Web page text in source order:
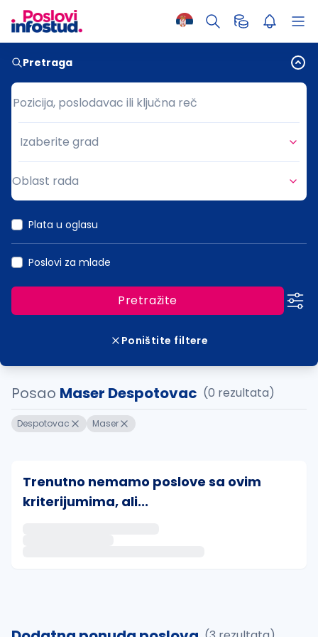
Pretraga
Pozicija, poslodavac ili ključna reč
Pozicija, poslodavac ili ključna reč
Grad
Izaberite grad
Oblast rada
Plata u oglasu
Poslovi za mlade
Pretražite
Poništite filtere
Posao Maser Despotovac (0 rezultata)
Despotovac Maser
Trenutno nemamo poslove sa ovim
kriterijumima, ali...